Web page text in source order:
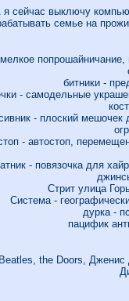
я сейчас выключу
семье на
битники -
- самодельные
- плоский мешочек
- автостоп,
- повязочка для
Стрит улица
Система -
дурка -
пацифик
the Doors,